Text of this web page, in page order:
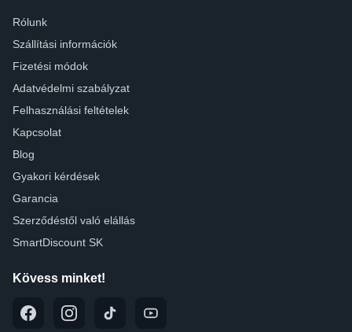
Rólunk
Szállítási információk
Fizetési módok
Adatvédelmi szabályzat
Felhasználási feltételek
Kapcsolat
Blog
Gyakori kérdések
Garancia
Szerződéstől való elállás
SmartDiscount SK
Kövess minket!